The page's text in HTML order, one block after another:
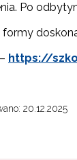
Po
https://
20.12.2025